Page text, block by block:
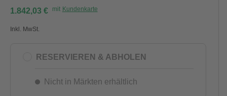
1.842,03 € mit Kundenkarte
Inkl. MwSt.
RESERVIEREN & ABHOLEN
Nicht in Märkten erhältlich